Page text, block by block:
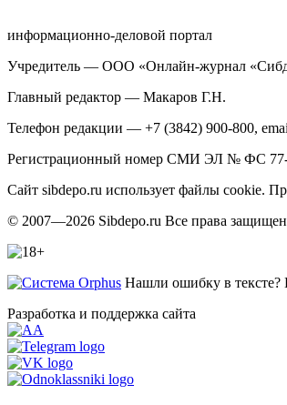
информационно-деловой портал
Учредитель — ООО «Онлайн-журнал
Главный редактор — Макаров Г.Н.
Телефон редакции — +7 (3842) 900-800,
Регистрационный номер СМИ ЭЛ № ФС 77-
Сайт sibdepo.ru использует файлы cookie.
© 2007—2026 Sibdepo.ru Все права
Нашли ошибку в тексте?
Разработка и поддержка сайта